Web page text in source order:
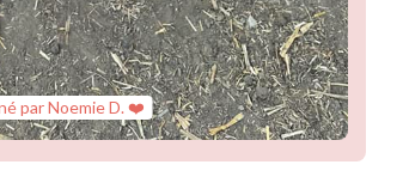
par Noemie D. ❤️